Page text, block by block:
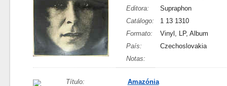
Editora:
Supraphon
Catálogo:
1 13 1310
Formato:
Vinyl, LP, Album
País:
Czechoslovakia
Notas:
Título:
Amazónia